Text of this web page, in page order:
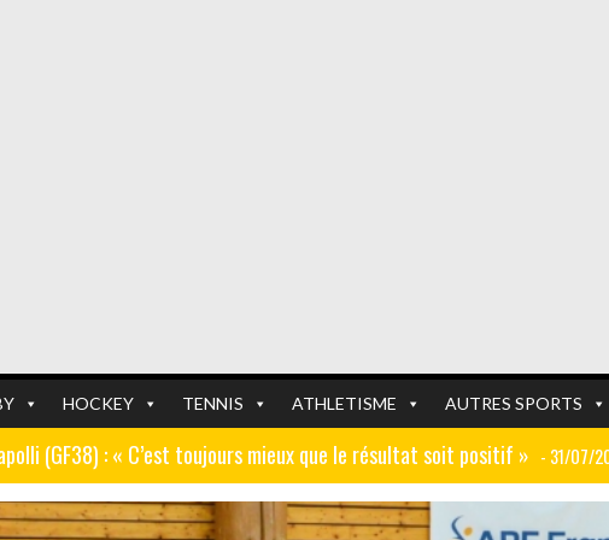
HOCKEY TENNIS ATHLETISME AUTRES SPORTS
(GF38) : « C’est toujours mieux que le résultat soit positif » - 31/07/
Pélissier (ex AJ Auxerre) : « Le travail dans les centres de formation est
FOOTBALL